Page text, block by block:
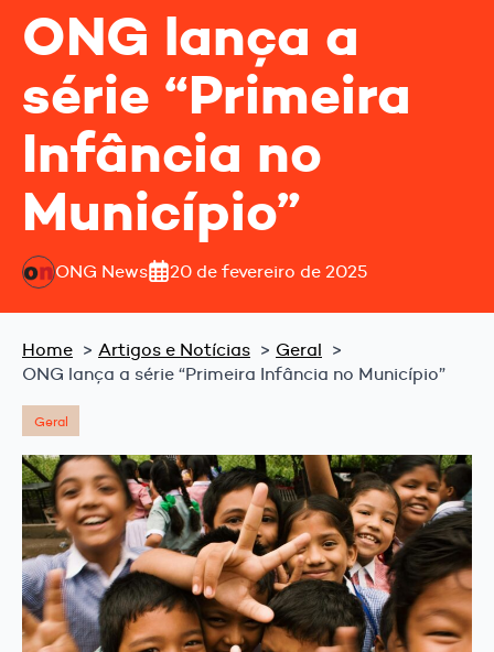
ONG lança a
série “Primeira
Infância no
Município”
ONG News 20 de fevereiro de 2025
Home Artigos e Notícias
Geral
ONG lança a série “Primeira Infância no Município”
Geral